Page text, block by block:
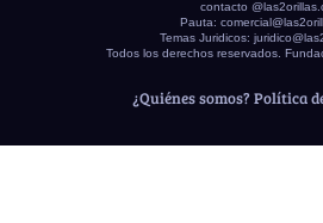
contacto
Pauta:
Temas Juridicos:
Todos los derechos reservados.
¿Quiénes somos? Política